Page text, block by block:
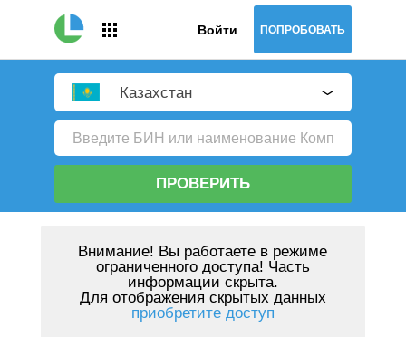
Войти ПОПРОБОВАТЬ
Казахстан
ПРОВЕРИТЬ
Внимание! Вы работаете в режиме
ограниченного доступа! Часть
информации скрыта.
Для отображения скрытых данных
приобретите доступ